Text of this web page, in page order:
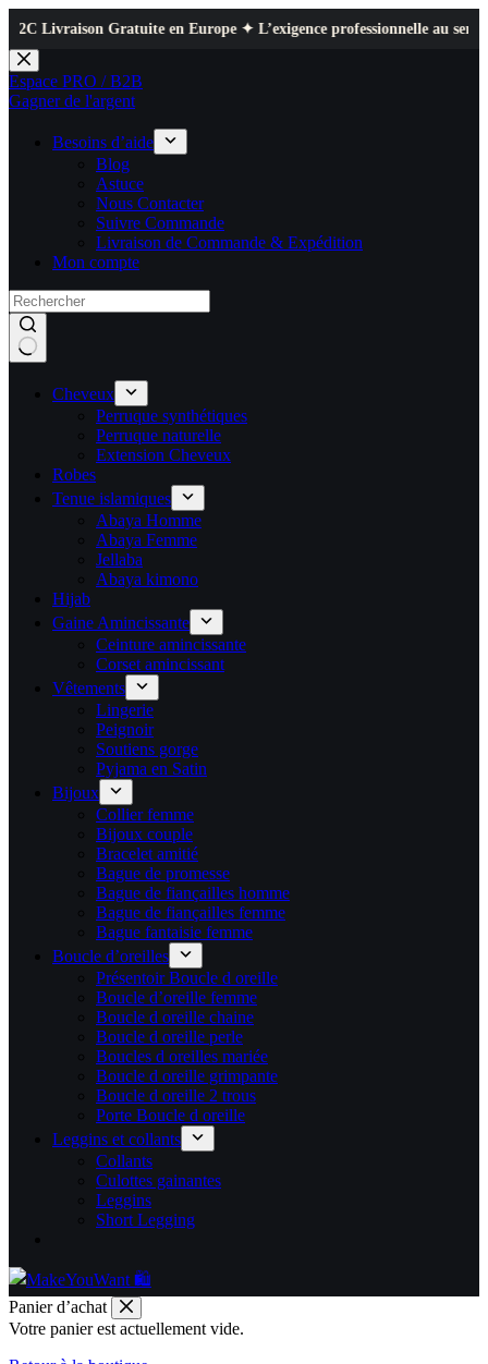
Gratuite en Europe ✦ L’exigence professionnelle au service de
Passer
au
contenu
Espace PRO / B2B
Gagner de l'argent
Besoins d’aide
Blog
Astuce
Nous Contacter
Suivre Commande
Livraison de Commande & Expédition
Mon compte
Cheveux
Perruque synthétiques
Perruque naturelle
Extension Cheveux
Robes
Tenue islamiques
Abaya Homme
Abaya Femme
Jellaba
Abaya kimono
Hijab
Gaine Amincissante
Ceinture amincissante
Corset amincissant
Vêtements
Lingerie
Peignoir
Soutiens gorge
Pyjama en Satin
Bijoux
Collier femme
Bijoux couple
Bracelet amitié
Bague de promesse
Bague de fiançailles homme
Bague de fiançailles femme
Bague fantaisie femme
Boucle d’oreilles
Présentoir Boucle d oreille
Boucle d’oreille femme
Boucle d oreille chaine
Boucle d oreille perle
Boucles d oreilles mariée
Boucle d oreille grimpante
Boucle d oreille 2 trous
Porte Boucle d oreille
Leggins et collants
Collants
Culottes gainantes
Leggins
Short Legging
Panier d’achat
Votre panier est actuellement vide.